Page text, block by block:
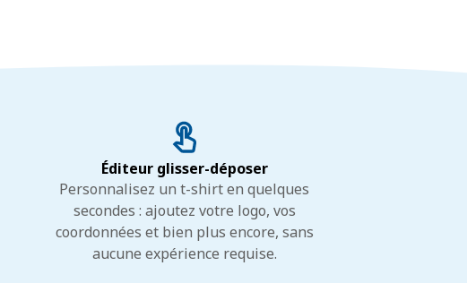
Éditeur glisser-déposer
Personnalisez un t-shirt en quelques
secondes : ajoutez votre logo, vos
coordonnées et bien plus encore, sans
aucune expérience requise.